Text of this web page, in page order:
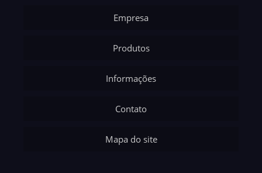
Empresa
Produtos
Informações
Contato
Mapa do site